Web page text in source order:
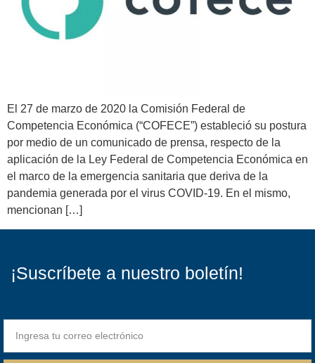
El 27 de marzo de 2020 la Comisión Federal de
Competencia Económica (“COFECE”) estableció su postura
por medio de un comunicado de prensa, respecto de la
aplicación de la Ley Federal de Competencia Económica en
el marco de la emergencia sanitaria que deriva de la
pandemia generada por el virus COVID-19. En el mismo,
mencionan […]
¡Suscríbete a nuestro boletín!